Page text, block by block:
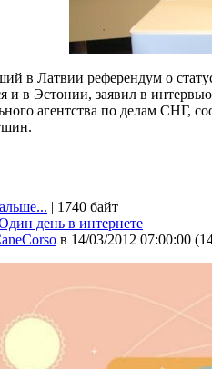
в Латвии референдум о
и в Эстонии, заявил в
агентства по делам СНГ,
| 1740 байт
день в интернете
в 14/03/2012 07:00:00 (